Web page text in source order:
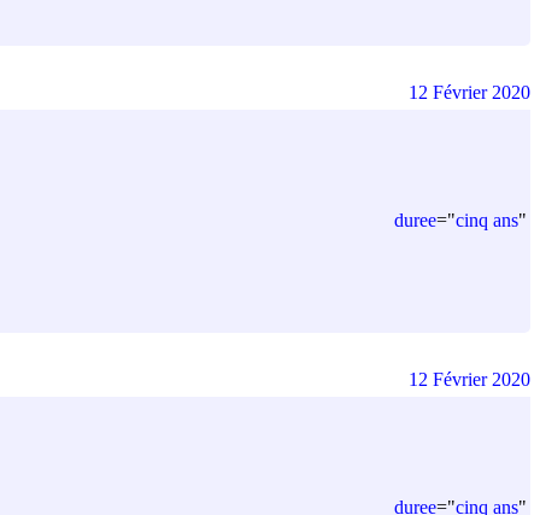
duree="cinq ans"
12 Février 2020
duree="cinq ans"
12 Février 2020